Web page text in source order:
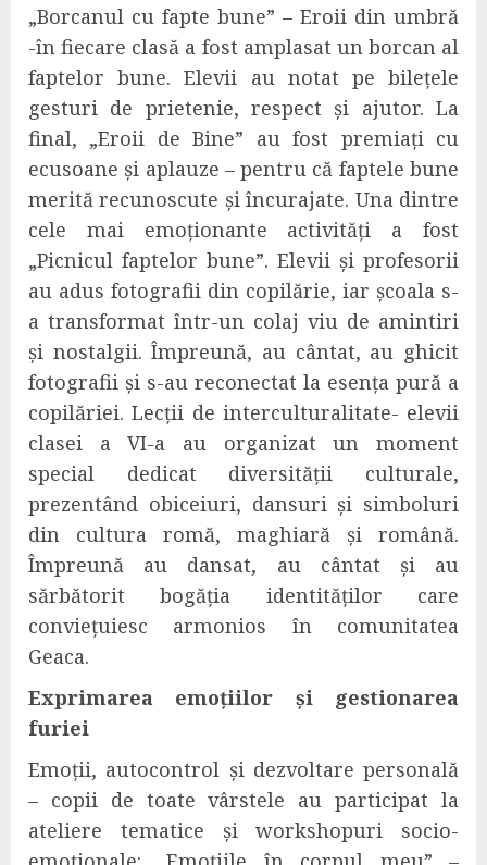
„Borcanul cu fapte bune” – Eroii din umbră
-în fiecare clasă a fost amplasat un borcan al
faptelor bune. Elevii au notat pe bilețele
gesturi de prietenie, respect și ajutor. La
final, „Eroii de Bine” au fost premiați cu
ecusoane și aplauze – pentru că faptele bune
merită recunoscute și încurajate. Una dintre
cele mai emoționante activități a fost
„Picnicul faptelor bune”. Elevii și profesorii
au adus fotografii din copilărie, iar școala s-
a transformat într-un colaj viu de amintiri
și nostalgii. Împreună, au cântat, au ghicit
fotografii și s-au reconectat la esența pură a
copilăriei. Lecții de interculturalitate- elevii
clasei a VI-a au organizat un moment
special dedicat diversității culturale,
prezentând obiceiuri, dansuri și simboluri
din cultura romă, maghiară și română.
Împreună au dansat, au cântat și au
sărbătorit bogăția identităților care
conviețuiesc armonios în comunitatea
Geaca.
Exprimarea emoțiilor și gestionarea
furiei
Emoții, autocontrol și dezvoltare personală
– copii de toate vârstele au participat la
ateliere tematice și workshopuri socio-